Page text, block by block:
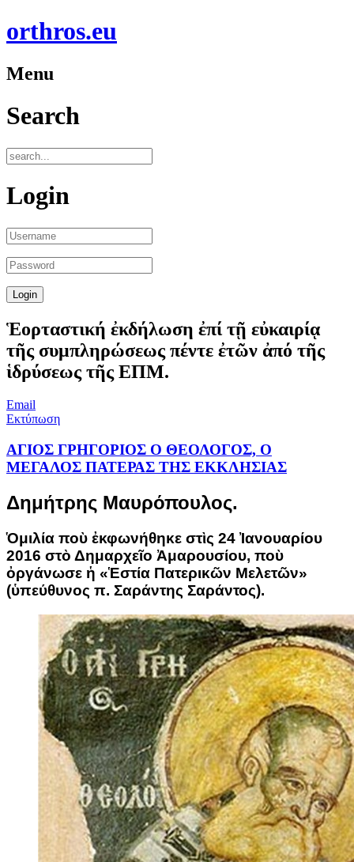
orthros.eu
Menu
Search
Login
Ἑορταστική ἐκδήλωση ἐπί τῇ εὐκαιρίᾳ
τῆς συμπληρώσεως πέντε ἐτῶν ἀπό τῆς
ἱδρύσεως τῆς ΕΠΜ.
Email
Εκτύπωση
ΑΓΙΟΣ ΓΡΗΓΟΡΙΟΣ Ο ΘΕΟΛΟΓΟΣ, Ο
ΜΕΓΑΛΟΣ ΠΑΤΕΡΑΣ ΤΗΣ ΕΚΚΛΗΣΙΑΣ
Δημήτρης Μαυρόπουλος.
Ὁμιλία ποὺ ἐκφωνήθηκε στὶς 24 Ἰανουαρίου
2016 στὸ Δημαρχεῖο Ἀμαρουσίου, ποὺ
ὀργάνωσε ἡ «Ἑστία Πατερικῶν Μελετῶν»
(ὑπεύθυνος π. Σαράντης Σαράντος).